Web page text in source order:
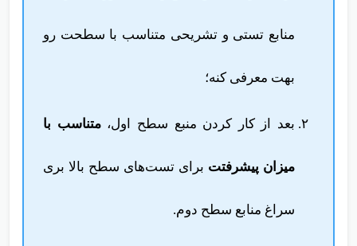
منابع تستی و تشریحی متناسب با سطحت رو
بهت معرفی کنه؛
بعد از کار کردن منبع سطح اول،متناسب با
میزان پیشرفتت برای تست‌های سطح بالا بری
سراغ منابع سطح دوم.